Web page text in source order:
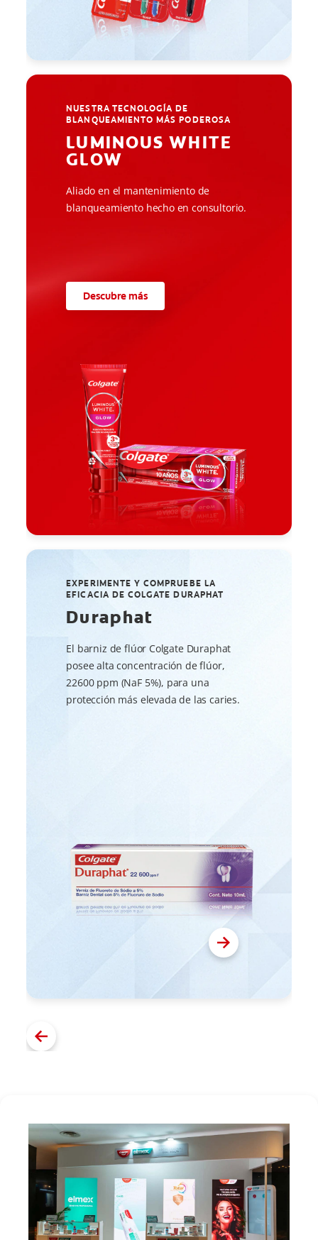
NUESTRA TECNOLOGÍA DE
BLANQUEAMIENTO MÁS PODEROSA
LUMINOUS WHITE
GLOW
Aliado en el mantenimiento de
blanqueamiento hecho en consultorio.
Descubre más
EXPERIMENTE Y COMPRUEBE LA
EFICACIA DE COLGATE DURAPHAT
Duraphat
El barniz de flúor Colgate Duraphat
posee alta concentración de flúor,
22600 ppm (NaF 5%), para una
protección más elevada de las caries.